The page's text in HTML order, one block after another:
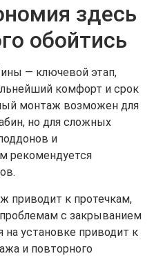
здесь
обойтись
— ключевой этап,
комфорт и срок
монтаж возможен для
но для сложных
и
рекомендуется
приводит к протечкам,
с закрыванием
установке приводит к
и повторного